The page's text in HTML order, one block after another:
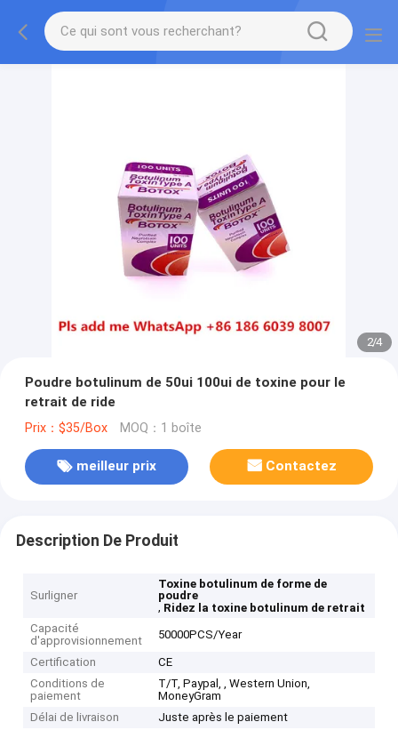
2/4
Poudre botulinum de 50ui 100ui de toxine pour le
retrait de ride
Prix：$35/Box MOQ：1 boîte
meilleur prix Contactez
Description De Produit
Surligner
Toxine botulinum de forme de
poudre
, Ridez la toxine botulinum de retrait
Capacité
d'approvisionnement
50000PCS/Year
Certification
CE
Conditions de
paiement
T/T, Paypal, , Western Union,
MoneyGram
Délai de livraison
Juste après le paiement